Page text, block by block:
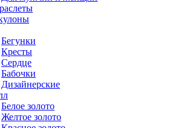
Бегунки
Кресты
Сердце
Бабочки
Дизайнерские
Белое золото
Желтое золото